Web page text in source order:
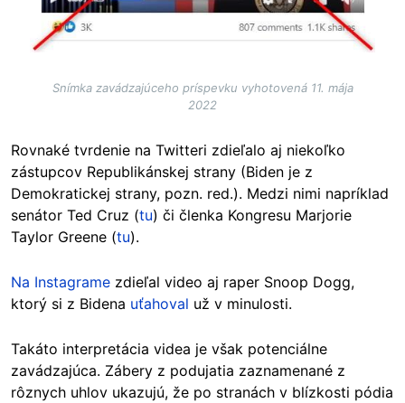
Snímka zavádzajúceho príspevku vyhotovená 11. mája
2022
Rovnaké tvrdenie na Twitteri zdieľalo aj niekoľko
zástupcov Republikánskej strany (Biden je z
Demokratickej strany, pozn. red.). Medzi nimi napríklad
senátor Ted Cruz (tu) či členka Kongresu Marjorie
Taylor Greene (tu).
Na Instagrame zdieľal video aj raper Snoop Dogg,
ktorý si z Bidena uťahoval už v minulosti.
Takáto interpretácia videa je však potenciálne
zavádzajúca. Zábery z podujatia zaznamenané z
rôznych uhlov ukazujú, že po stranách v blízkosti pódia